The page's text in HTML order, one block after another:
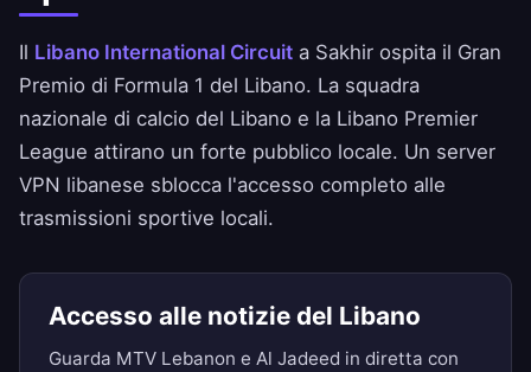
Il Libano International Circuit a Sakhir ospita il Gran
Premio di Formula 1 del Libano. La squadra
nazionale di calcio del Libano e la Libano Premier
League attirano un forte pubblico locale. Un server
VPN libanese sblocca l'accesso completo alle
trasmissioni sportive locali.
Accesso alle notizie del Libano
Guarda MTV Lebanon e Al Jadeed in diretta con